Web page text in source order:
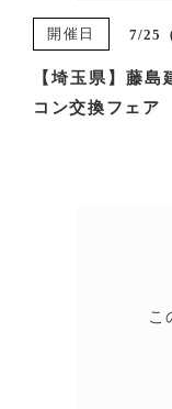
開催日 7/25
【埼玉県】藤
コン交換フェア
こ